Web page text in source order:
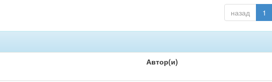
назад 1
Автор(и)